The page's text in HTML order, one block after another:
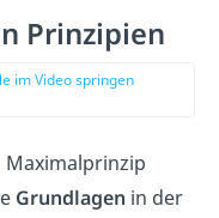
Prinzipien
im Video springen
Maximalprinzip
Grundlagen in der